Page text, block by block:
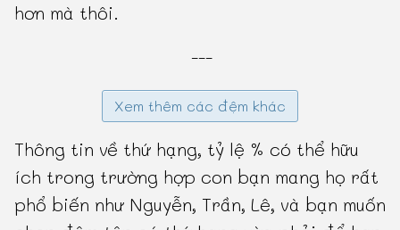
hơn mà thôi.
---
Xem thêm các đệm khác
Thông tin về thứ hạng, tỷ lệ % có thể hữu
ích trong trường hợp con bạn mang họ rất
phổ biến như Nguyễn, Trần, Lê, và bạn muốn